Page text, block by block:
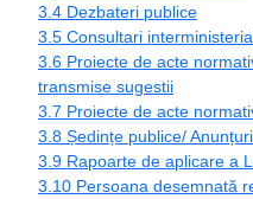
3.4 Dezbateri publice
3.5 Consultari
3.6 Proiecte de acte
transmise sugestii
3.7 Proiecte de acte
3.8 Ședințe publice/
3.9 Rapoarte de aplicare a
3.10 Persoana desemnată